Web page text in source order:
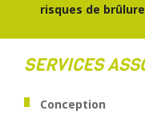
risques de
SERVICES
Conception